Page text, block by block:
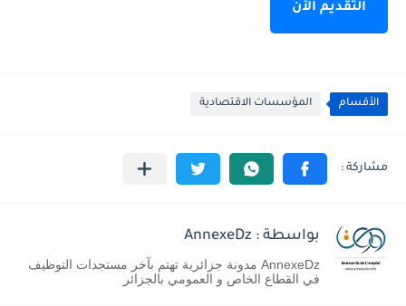
التقديم الآن
الأقسام المؤسسات الاقتصادية
بواسطة : AnnexeDz
AnnexeDz مدونة جزائرية تهتم بآخر مستجدات التوظيف
في القطاع الخاص و العمومي بالجزائر